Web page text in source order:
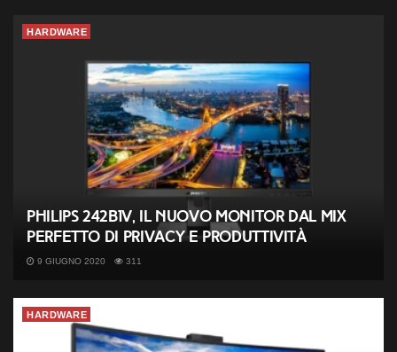
HARDWARE
Philips 242B1V, il nuovo monitor dal mix
perfetto di privacy e produttività
9 GIUGNO 2020 311
HARDWARE